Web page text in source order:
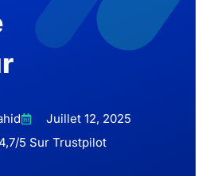
Juillet 12, 2025
5 Sur Trustpilot